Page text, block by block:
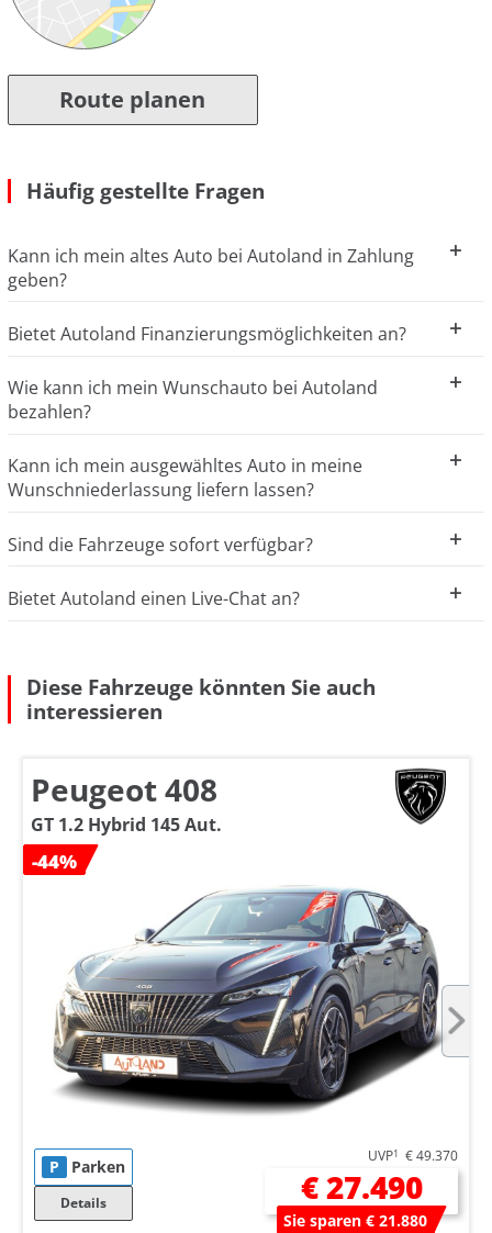
Route planen
Häufig gestellte Fragen
Kann ich mein altes Auto bei Autoland in Zahlung
geben?
Bietet Autoland Finanzierungsmöglichkeiten an?
Wie kann ich mein Wunschauto bei Autoland
bezahlen?
Kann ich mein ausgewähltes Auto in meine
Wunschniederlassung liefern lassen?
Sind die Fahrzeuge sofort verfügbar?
Bietet Autoland einen Live-Chat an?
Diese Fahrzeuge könnten Sie auch
interessieren
Peugeot 408
GT 1.2 Hybrid 145 Aut.
-44%
P Parken
Details
UVP1 € 49.370
€ 27.490
Sie sparen € 21.880